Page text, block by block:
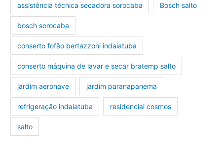
assistência técnica secadora sorocaba Bosch salto
bosch sorocaba
conserto fofão bertazzoni indaiatuba
conserto máquina de lavar e secar bratemp salto
jardim aeronave jardim paranapanema
refrigeração indaiatuba residencial cosmos
salto